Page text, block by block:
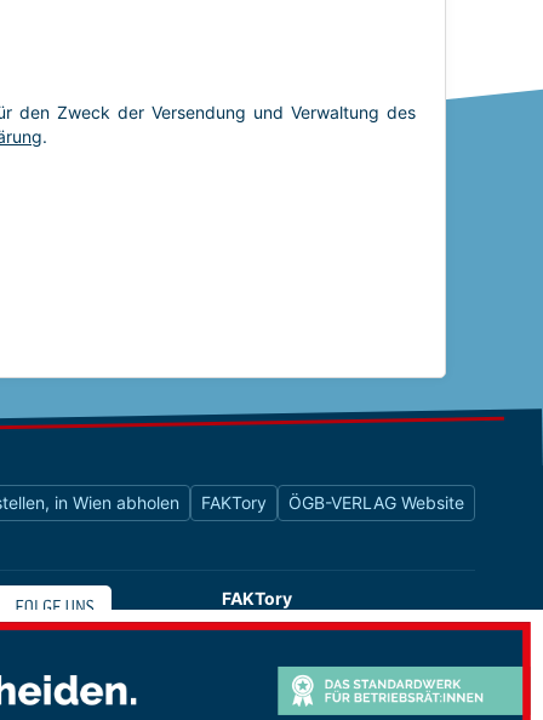
in Wien abholen FAKTory ÖGB-VERLAG Website
FAKTory
Buchhandlung des ÖGB-Verlags
1010 Wien